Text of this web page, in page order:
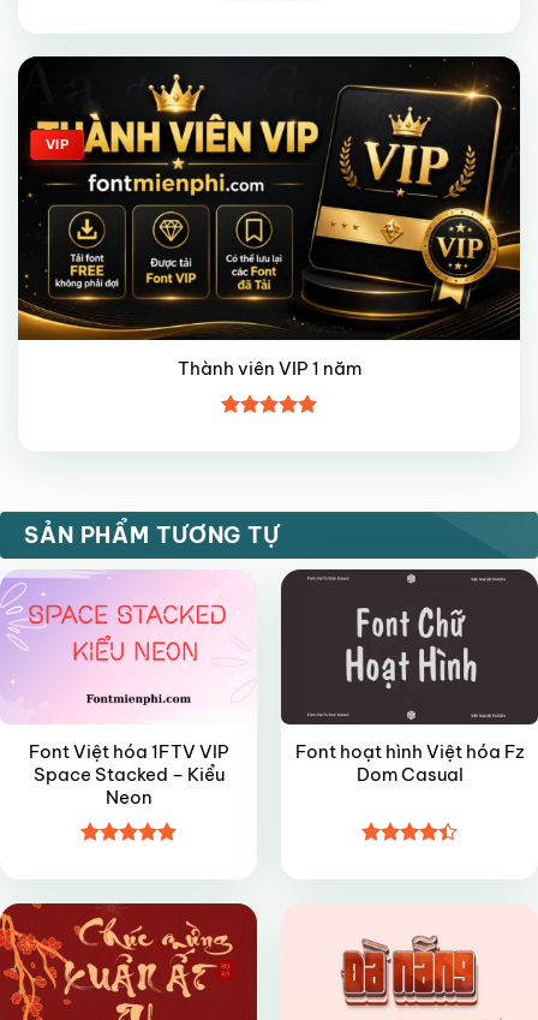
xếp hạng
45 sao
Giảm giá!
VIP
Thành viên VIP 1 năm
hạng55
SẢN PHẨM TƯƠNG TỰ
VIP
Font Việt hóa 1FTV VIP
Space Stacked – Kiểu
Neon
hạng55
sao
Font hoạt hình Việt hóa Fz
Dom Casual
hạng4.4
5 sao